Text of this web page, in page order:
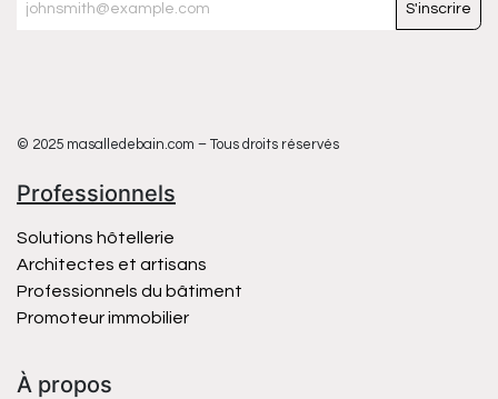
S'inscrire
© 2025 masalledebain.com – Tous droits réservés
Professionnels
Solutions hôtellerie
Architectes et artisans
Professionnels du bâtiment
Promoteur immobilier
À propos